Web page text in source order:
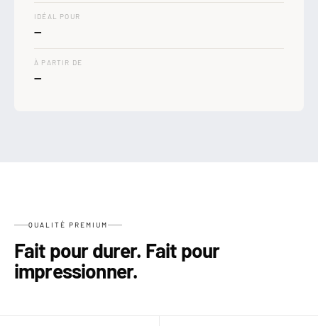
IDÉAL POUR
—
À PARTIR DE
—
QUALITÉ PREMIUM
Fait pour durer. Fait pour
impressionner.